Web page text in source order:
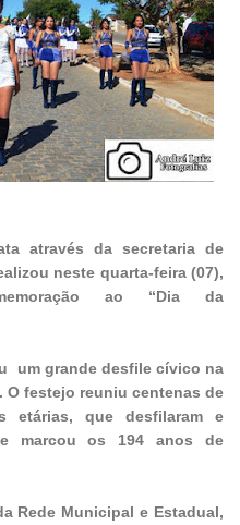
através da secretaria de
neste quarta-feira (07),
ao “Dia da
um grande desfile cívico na
festejo reuniu centenas de
etárias, que desfilaram e
marcou os 194 anos de
Rede Municipal e Estadual,